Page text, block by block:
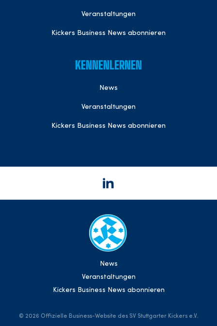
Veranstaltungen
Kickers Business News abonnieren
KENNENLERNEN
News
Veranstaltungen
Kickers Business News abonnieren
News
Veranstaltungen
Kickers Business News abonnieren
© 2026 Offizielle Business-Website des SV Stuttgarter Kickers e.V.